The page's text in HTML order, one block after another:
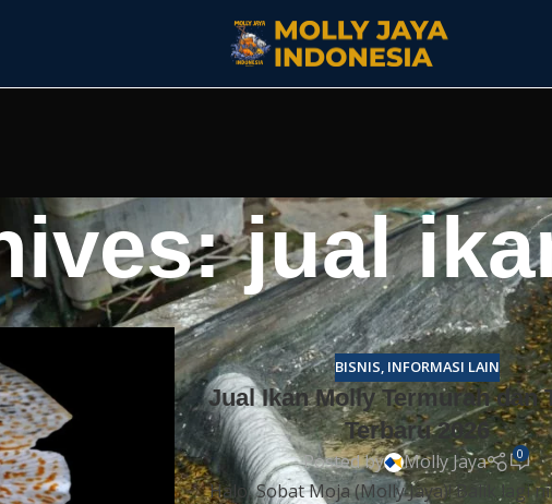
jual
BISNIS, INFORMASI LAIN
Jual Ikan Molly Termurah dan
Terbaru 2026
Posted by Molly Jaya 0
Halo, Sobat Moja (Molly Jaya)! Balik lagi